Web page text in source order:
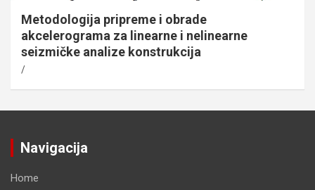
Metodologija pripreme i obrade
akcelerograma za linearne i nelinearne
seizmičke analize konstrukcija
Navigacija
Home